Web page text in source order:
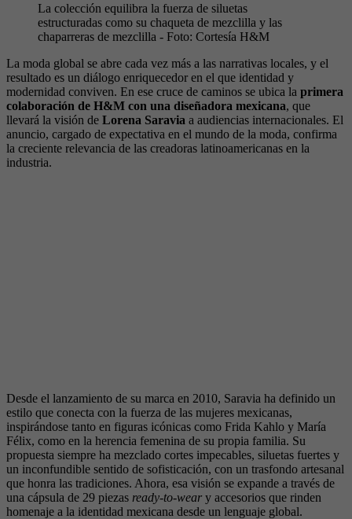
La colección equilibra la fuerza de siluetas
estructuradas como su chaqueta de mezclilla y las
chaparreras de mezclilla - Foto: Cortesía H&M
La moda global se abre cada vez más a las narrativas locales, y el
resultado es un diálogo enriquecedor en el que identidad y
modernidad conviven. En ese cruce de caminos se ubica la primera
colaboración de H&M con una diseñadora mexicana, que
llevará la visión de Lorena Saravia a audiencias internacionales. El
anuncio, cargado de expectativa en el mundo de la moda, confirma
la creciente relevancia de las creadoras latinoamericanas en la
industria.
Desde el lanzamiento de su marca en 2010, Saravia ha definido un
estilo que conecta con la fuerza de las mujeres mexicanas,
inspirándose tanto en figuras icónicas como Frida Kahlo y María
Félix, como en la herencia femenina de su propia familia. Su
propuesta siempre ha mezclado cortes impecables, siluetas fuertes y
un inconfundible sentido de sofisticación, con un trasfondo artesanal
que honra las tradiciones. Ahora, esa visión se expande a través de
una cápsula de 29 piezas ready-to-wear y accesorios que rinden
homenaje a la identidad mexicana desde un lenguaje global.